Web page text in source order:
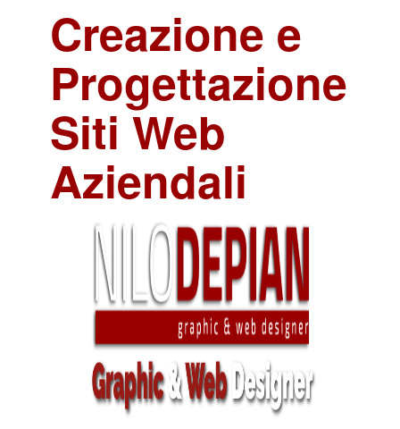
Creazione e
Progettazione
Siti Web
Aziendali